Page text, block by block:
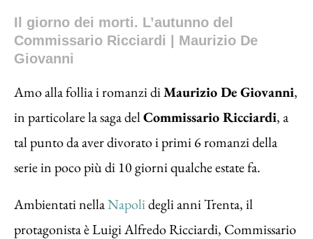
Il giorno dei morti. L’autunno del
Commissario Ricciardi | Maurizio De
Giovanni
Amo alla follia i romanzi diMaurizio De Giovanni,
in particolare la saga delCommissario Ricciardi, a
tal punto da aver divorato i primi 6 romanzi della
serie in poco più di 10 giorni qualche estate fa.
Ambientati nellaNapolidegli anni Trenta, il
protagonista è Luigi Alfredo Ricciardi, Commissario